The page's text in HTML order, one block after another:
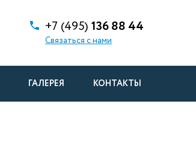
+7 (495) 136 88 44
Связаться с нами
ГАЛЕРЕЯ КОНТАКТЫ